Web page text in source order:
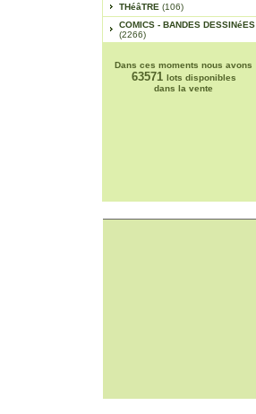
THéâTRE (106)
COMICS - BANDES DESSINéES
(2266)
Dans ces moments nous avons
63571 lots disponibles
dans la vente